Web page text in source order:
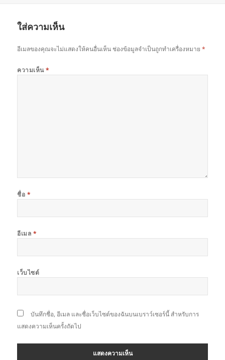
ใส่ความเห็น
อีเมลของคุณจะไม่แสดงให้คนอื่นเห็น ช่องข้อมูลจำเป็นถูกทำเครื่องหมาย*
ความเห็น*
ชื่อ *
อีเมล *
เว็บไซต์
บันทึกชื่อ, อีเมล และชื่อเว็บไซต์ของฉันบนเบราว์เซอร์นี้ สำหรับการ
แสดงความเห็นครั้งถัดไป